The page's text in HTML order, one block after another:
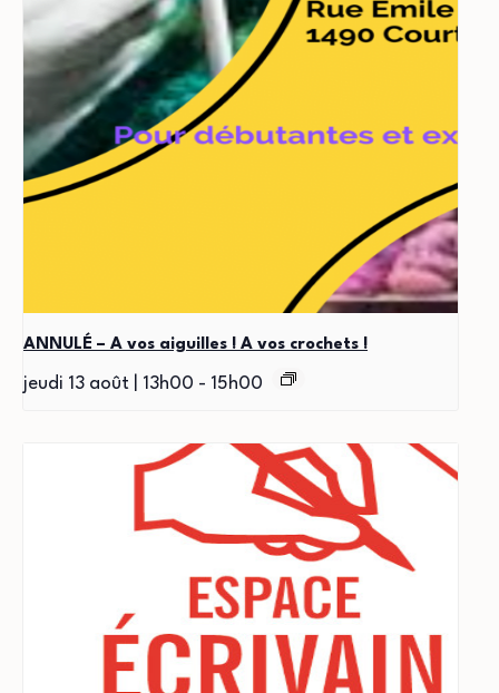
ANNULÉ – A vos aiguilles ! A vos crochets !
jeudi 13 août | 13h00 - 15h00